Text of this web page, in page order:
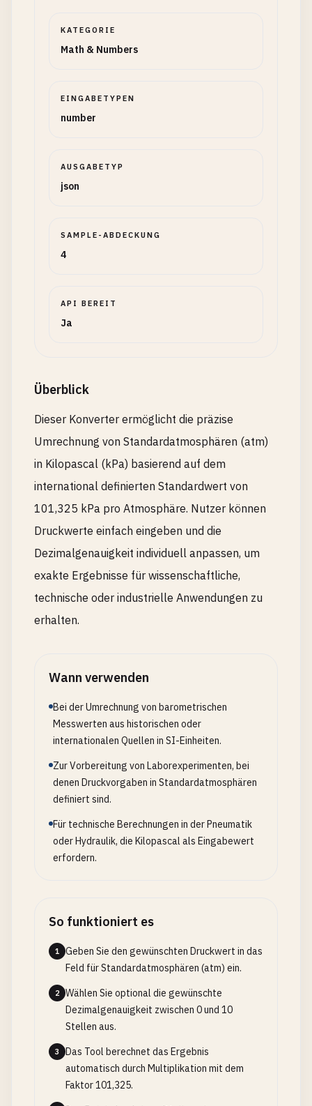
KATEGORIE
Math & Numbers
EINGABETYPEN
number
AUSGABETYP
json
SAMPLE-ABDECKUNG
4
API BEREIT
Ja
Überblick
Dieser Konverter ermöglicht die präzise
Umrechnung von Standardatmosphären (atm)
in Kilopascal (kPa) basierend auf dem
international definierten Standardwert von
101,325 kPa pro Atmosphäre. Nutzer können
Druckwerte einfach eingeben und die
Dezimalgenauigkeit individuell anpassen, um
exakte Ergebnisse für wissenschaftliche,
technische oder industrielle Anwendungen zu
erhalten.
Wann verwenden
Bei der Umrechnung von barometrischen
Messwerten aus historischen oder
internationalen Quellen in SI-Einheiten.
Zur Vorbereitung von Laborexperimenten, bei
denen Druckvorgaben in Standardatmosphären
definiert sind.
Für technische Berechnungen in der Pneumatik
oder Hydraulik, die Kilopascal als Eingabewert
erfordern.
So funktioniert es
1
Geben Sie den gewünschten Druckwert in das
Feld für Standardatmosphären (atm) ein.
2
Wählen Sie optional die gewünschte
Dezimalgenauigkeit zwischen 0 und 10
Stellen aus.
3
Das Tool berechnet das Ergebnis
automatisch durch Multiplikation mit dem
Faktor 101,325.